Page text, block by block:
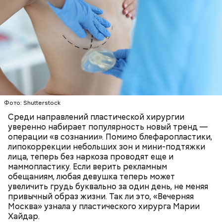
Фото: Shutterstock
Среди направлений пластической хирургии
уверенно набирает популярность новый тренд —
операции «в сознании». Помимо блефаропластики,
липокоррекции небольших зон и мини-подтяжки
лица, теперь без наркоза проводят еще и
маммопластику. Если верить рекламным
обещаниям, любая девушка теперь может
увеличить грудь буквально за один день, не меняя
привычный образ жизни. Так ли это, «Вечерняя
Москва» узнала у пластического хирурга Марии
Хайдар.
Кроме того, специалист не советует покупать
дыню с вмятиной или перележавшую в магазине
долгое время: